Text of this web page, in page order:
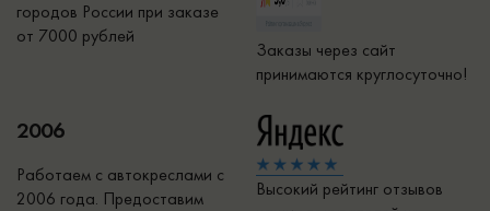
городов России при заказе
от 7000 рублей
Заказы через сайт
принимаются круглосуточно!
2006
Работаем с автокреслами с
2006 года. Предоставим
Высокий рейтинг отзывов